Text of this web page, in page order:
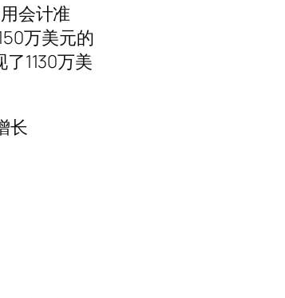
会计准
万美元的
1130万美
长